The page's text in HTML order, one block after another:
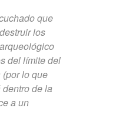
que
los
del límite del
lo que
de la
a un